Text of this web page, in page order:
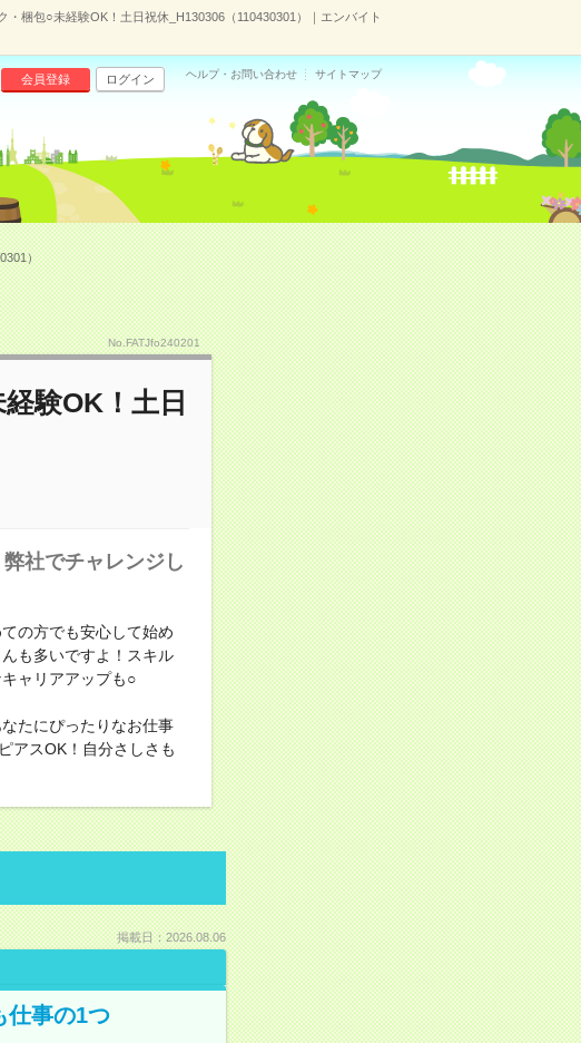
・梱包○未経験OK！土日祝休_H130306（110430301）｜エンバイト
会員登録 ログイン ヘルプ・お問い合わせ サイトマップ
）
No.FATJfo240201
験OK！土日
社でチャレンジし
の方でも安心して始め
も多いですよ！スキル
ャリアアップも○
たにぴったりなお仕事
アスOK！自分さしさも
掲載日：2026.08.06
仕事の1つ